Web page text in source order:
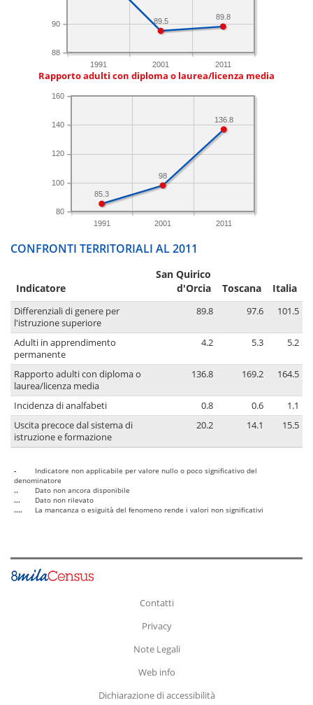
1991 2001 2011
88
90
89.8
89.5
Rapporto adulti con diploma o laurea/licenza media
1991 2001 2011
80
100
120
140
160
136.8
98
85.3
CONFRONTI TERRITORIALI AL 2011
Indicatore
San Quirico
d'Orcia
Toscana Italia
Differenziali di genere per
l'istruzione superiore
89.8 97.6 101.5
Adulti in apprendimento
permanente
4.2 5.3 5.2
Rapporto adulti con diploma o
laurea/licenza media
136.8 169.2 164.5
Incidenza di analfabeti 0.8 0.6
1.1
Uscita precoce dal sistema di
istruzione e formazione
20.2 14.1 15.5
-
Indicatore non applicabile per valore nullo o poco significativo del
denominatore
..
Dato non ancora disponibile
...
Dato non rilevato
....
La mancanza o esiguità del fenomeno rende i valori non significativi
Contatti
Privacy
Note Legali
Web info
Dichiarazione di accessibilità